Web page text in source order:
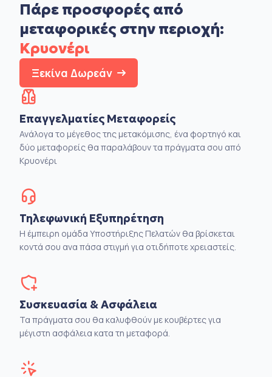
Πάρε προσφορές από
μεταφορικές στην περιοχή:
Κρυονέρι
Ξεκίνα Δωρεάν
Επαγγελματίες Μεταφορείς
Ανάλογα το μέγεθος της μετακόμισης, ένα φορτηγό και
δύο μεταφορείς θα παραλάβουν τα πράγματα σου από
Κρυονέρι
Τηλεφωνική Εξυπηρέτηση
Η έμπειρη ομάδα Υποστήριξης Πελατών θα βρίσκεται
κοντά σου ανα πάσα στιγμή για οτιδήποτε χρειαστείς.
Συσκευασία & Ασφάλεια
Τα πράγματα σου θα καλυφθούν με κουβέρτες για
μέγιστη ασφάλεια κατα τη μεταφορά.